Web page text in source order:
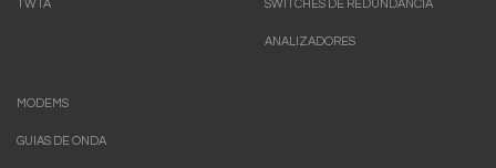
TWTA SWITCHES DE REDUNDANCIA
ANALIZADORES
MODEMS
GUIAS DE ONDA